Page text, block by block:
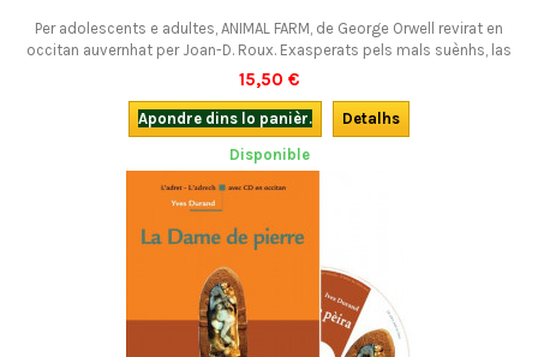
Per adolescents e adultes, ANIMAL FARM, de George Orwell revirat en
occitan auvernhat per Joan-D. Roux. Exasperats pels mals suènhs, las
bèstias d'una bòria se rebellan e bandisson los umans. Van essajar
d’inventar una societat novèla, mai justa e mai frairenala... Un conte
universal per totes los atges !
15,50 €
Apondre dins lo panièr.
Detalhs
Disponible